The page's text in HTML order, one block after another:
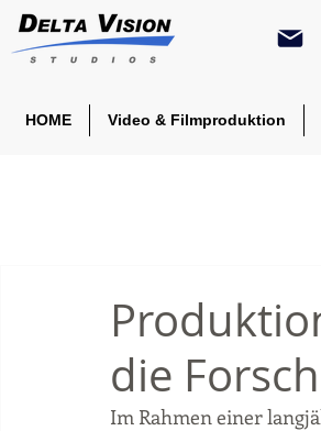
HOME Video & Filmproduktion
die
Im Rahmen einer